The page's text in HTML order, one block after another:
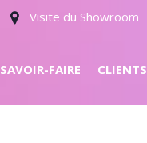
Visite du Showroom
SAVOIR-FAIRE CLIENTS